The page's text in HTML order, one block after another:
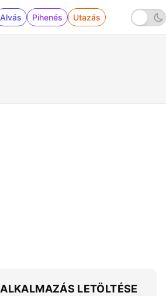
Alvás Pihenés Utazás
ALKALMAZÁS LETÖLTÉSE